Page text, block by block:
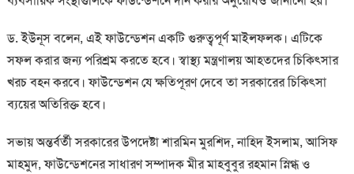
ড. ইউনূস বলেন, এই ফাউন্ডেশন একটি গুরুত্বপূর্ণ মাইলফলক। এটিকে
সফল করার জন্য পরিশ্রম করতে হবে। স্বাস্থ্য মন্ত্রণালয় আহতদের চিকিৎসার
খরচ বহন করবে। ফাউন্ডেশন যে ক্ষতিপূরণ দেবে তা সরকারের চিকিৎসা
ব্যয়ের অতিরিক্ত হবে।
সভায় অন্তর্বর্তী সরকারের উপদেষ্টা শারমিন মুরশিদ, নাহিদ ইসলাম, আসিফ
মাহমুদ, ফাউন্ডেশনের সাধারণ সম্পাদক মীর মাহবুবুর রহমান স্নিগ্ধ ও